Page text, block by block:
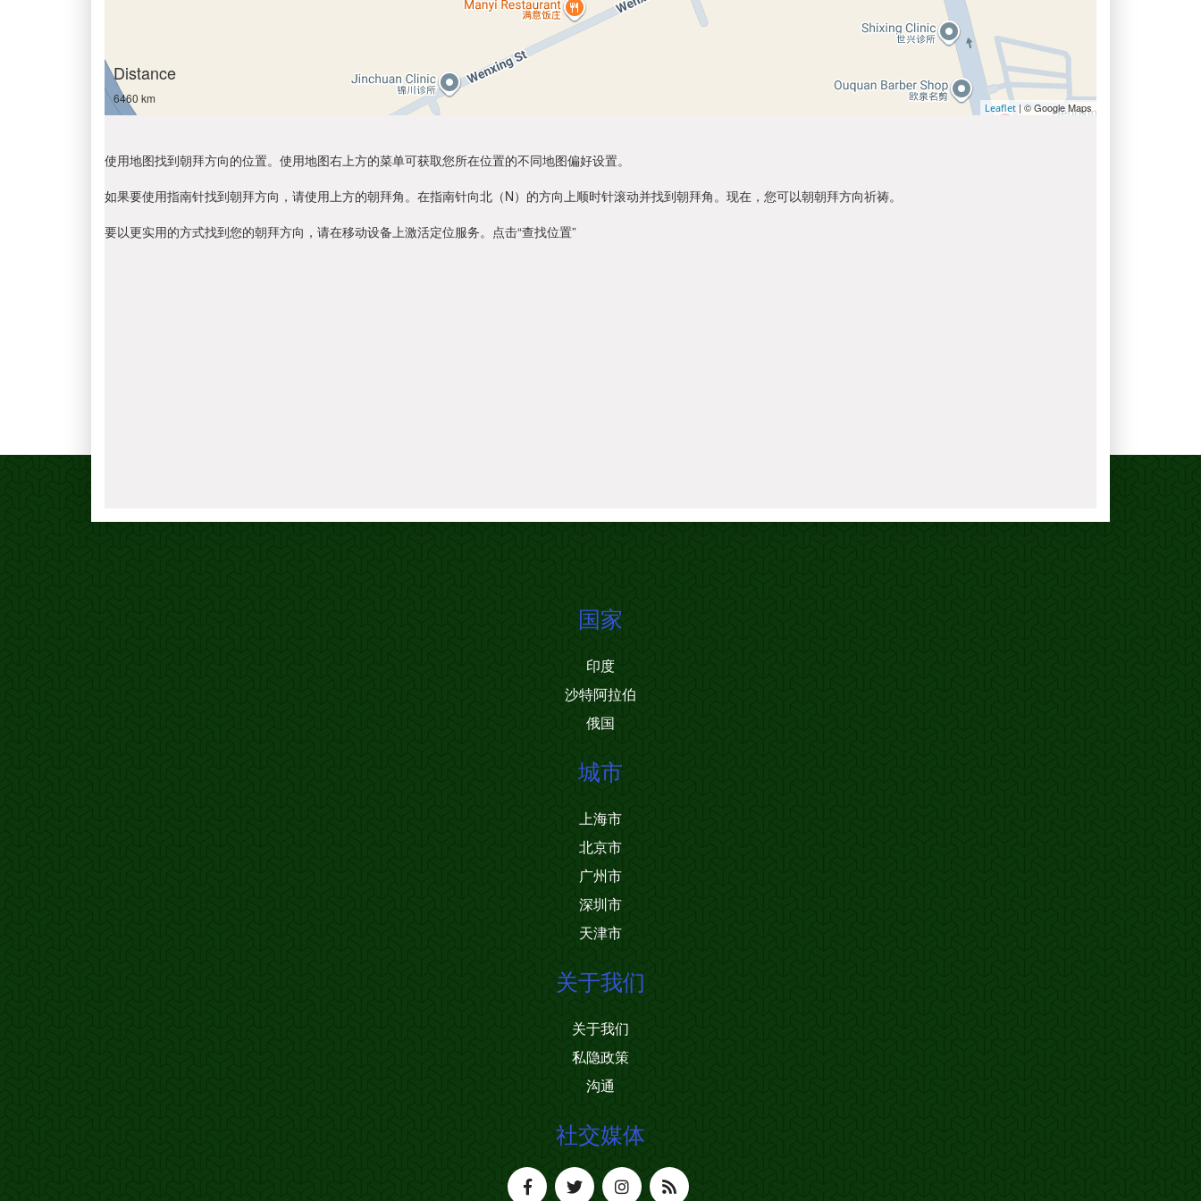
Distance
6460 km
Leaflet | © Google Maps
使用地图找到朝拜方向的位置。使用地图右上方的菜单可获取您所在位置的不同地图偏好设置。
如果要使用指南针找到朝拜方向，请使用上方的朝拜角。在指南针向北（N）的方向上顺时针滚动并找到朝拜角。现在，您可以朝朝拜方向祈祷。
要以更实用的方式找到您的朝拜方向，请在移动设备上激活定位服务。点击“查找位置”
国家
印度
沙特阿拉伯
俄国
城市
上海市
北京市
广州市
深圳市
天津市
关于我们
关于我们
私隐政策
沟通
社交媒体